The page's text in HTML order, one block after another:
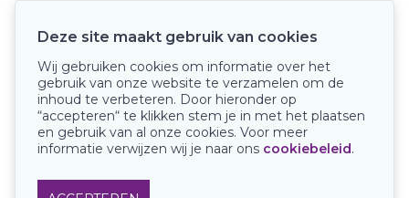
Onze keurmerken
Deze site maakt gebruik van cookies
Wij gebruiken cookies om informatie over het
gebruik van onze website te verzamelen om de
inhoud te verbeteren. Door hieronder op
“accepteren“ te klikken stem je in met het plaatsen
en gebruik van al onze cookies. Voor meer
informatie verwijzen wij je naar ons cookiebeleid.